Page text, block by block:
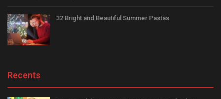
32 Bright and Beautiful Summer Pastas
Recents